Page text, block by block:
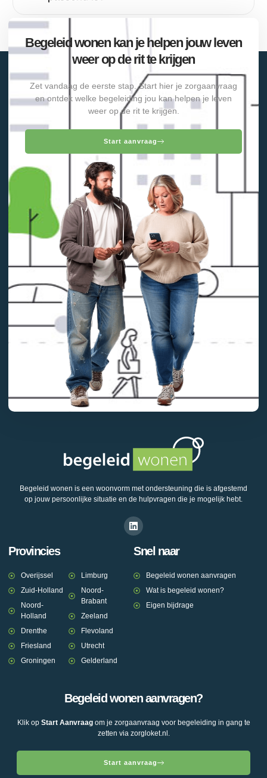
Begeleid wonen kan je helpen jouw leven
weer op de rit te krijgen
Zet vandaag de eerste stap. Start hier je zorgaanvraag
en ontdek welke begeleiding jou kan helpen je leven
weer op de rit te krijgen.
Start aanvraag
Begeleid wonen is een woonvorm met ondersteuning die is afgestemd
op jouw persoonlijke situatie en de hulpvragen die je mogelijk hebt.
Provincies
Overijssel
Zuid-Holland
Noord-
Holland
Drenthe
Friesland
Groningen
Limburg
Noord-
Brabant
Zeeland
Flevoland
Utrecht
Gelderland
Snel naar
Begeleid wonen aanvragen
Wat is begeleid wonen?
Eigen bijdrage
Begeleid wonen aanvragen?
Klik op Start Aanvraagom je zorgaanvraag voor begeleiding in gang te
zetten via zorgloket.nl.
Start aanvraag